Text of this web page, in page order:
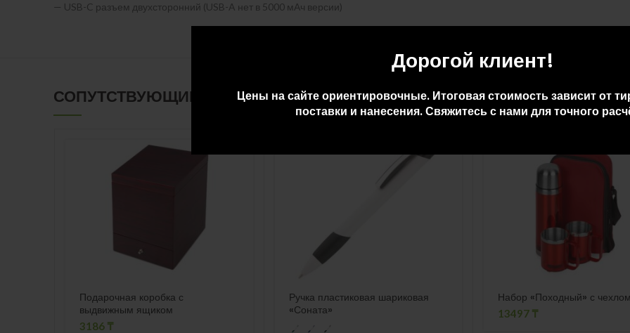
Дорогой клиент!
Цены на сайте ориентировочные. Итоговая стоимость зависит от
поставки и нанесения. Свяжитесь с нами для точного
— USB-C разъем двухсторонний (USB-A нет в 5000 мАч версии)
СОПУТСТВУЮЩИЕ ТОВАРЫ
Подарочная коробка с
выдвижным ящиком
3186 ₸
Ручка пластиковая шариковая
«Соната»
Набор «Походный» с чехлом
13497 ₸